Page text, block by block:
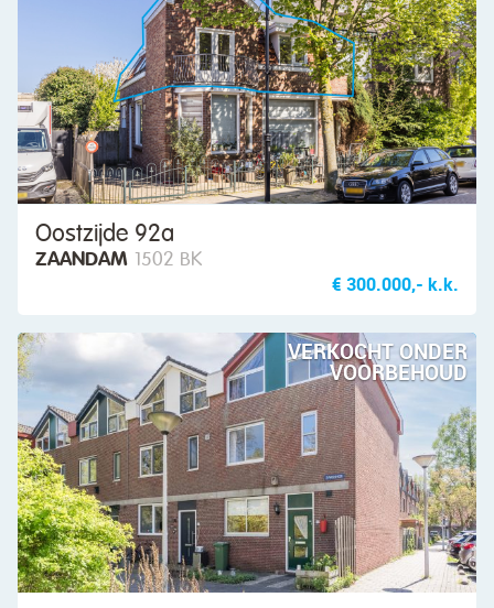
Oostzijde 92a
ZAANDAM 1502 BK
€ 300.000,- k.k.
VERKOCHT ONDER
VOORBEHOUD